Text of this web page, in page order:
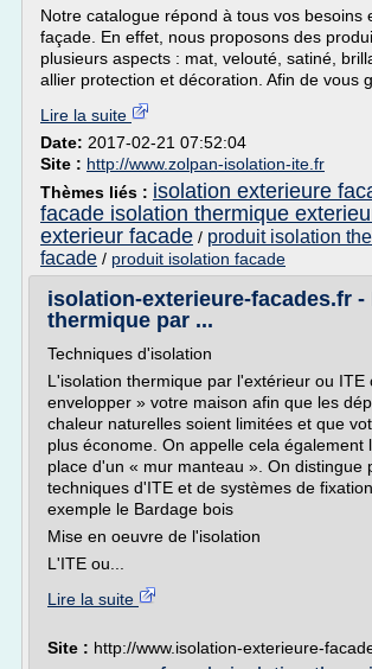
Notre catalogue répond à tous vos besoins
façade. En effet, nous proposons des
plusieurs aspects : mat, velouté, satiné,
allier protection et décoration. Afin de vous
Lire la suite
Date: 2017-02-21 07:52:04
Site : http://www.zolpan-isolation-ite.fr
Thèmes liés : isolation exterieure
facade isolation thermique
exterieur facade / produit isolation
facade / produit isolation facade
isolation-exterieure-facades.fr -
thermique par ...
Techniques d'isolation
L'isolation thermique par l'extérieur ou ITE
envelopper » votre maison afin que les
chaleur naturelles soient limitées et que
plus économe. On appelle cela également
place d'un « mur manteau ». On distingue
techniques d'ITE et de systèmes de
exemple le Bardage bois
Mise en oeuvre de l'isolation
L'ITE ou...
Lire la suite
Site : http://www.isolation-exterieure-